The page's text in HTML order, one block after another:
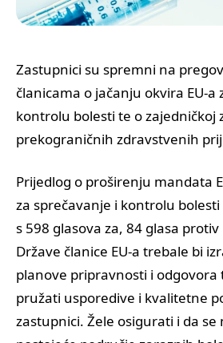
Zastupnici su spremni na
članicama o jačanju okvira EU-a
kontrolu bolesti te o zajedničkoj
prekograničnih zdravstvenih
Prijedlog o proširenju mandata
za sprečavanje i kontrolu bolesti
s 598 glasova za, 84 glasa
Države članice EU-a trebale bi
planove pripravnosti i
pružati usporedive i kvalitetne
zastupnici. Žele osigurati i da se